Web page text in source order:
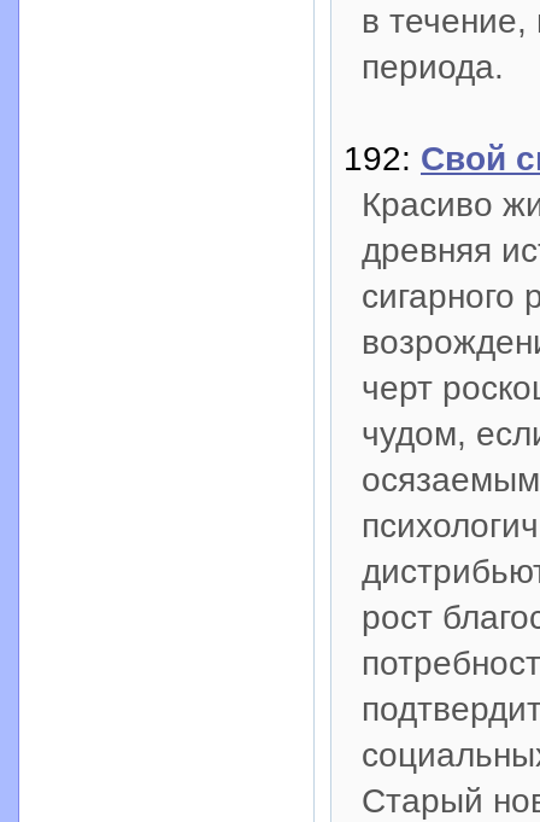
в
периода.
192: Свой
Красиво
древняя
сигарного
черт
чудом,
рост
Старый